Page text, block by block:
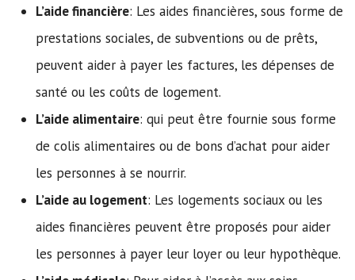
L’aide financière: Les aides financières, sous forme de
prestations sociales, de subventions ou de prêts,
peuvent aider à payer les factures, les dépenses de
santé ou les coûts de logement.
L’aide alimentaire: qui peut être fournie sous forme
de colis alimentaires ou de bons d’achat pour aider
les personnes à se nourrir.
L’aide au logement: Les logements sociaux ou les
aides financières peuvent être proposés pour aider
les personnes à payer leur loyer ou leur hypothèque.